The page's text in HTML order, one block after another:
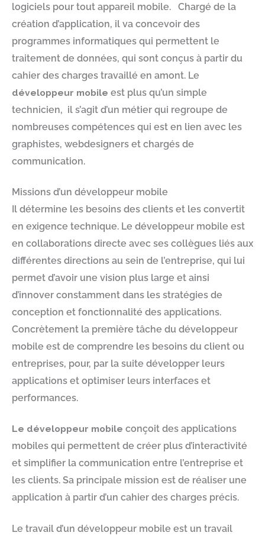
logiciels pour tout appareil mobile. Chargé de la
création d’application, il va concevoir des
programmes informatiques qui permettent le
traitement de données, qui sont conçus à partir du
cahier des charges travaillé en amont. Le
développeur mobile est plus qu’un simple
technicien, il s’agit d’un métier qui regroupe de
nombreuses compétences qui est en lien avec les
graphistes, webdesigners et chargés de
communication.
Missions d’un développeur mobile
Il détermine les besoins des clients et les convertit
en exigence technique. Le développeur mobile est
en collaborations directe avec ses collègues liés aux
différentes directions au sein de l’entreprise, qui lui
permet d’avoir une vision plus large et ainsi
d’innover constamment dans les stratégies de
conception et fonctionnalité des applications.
Concrètement la première tâche du développeur
mobile est de comprendre les besoins du client ou
entreprises, pour, par la suite développer leurs
applications et optimiser leurs interfaces et
performances.
Le développeur mobile conçoit des applications
mobiles qui permettent de créer plus d’interactivité
et simplifier la communication entre l’entreprise et
les clients. Sa principale mission est de réaliser une
application à partir d’un cahier des charges précis.
Le travail d’un développeur mobile est un travail